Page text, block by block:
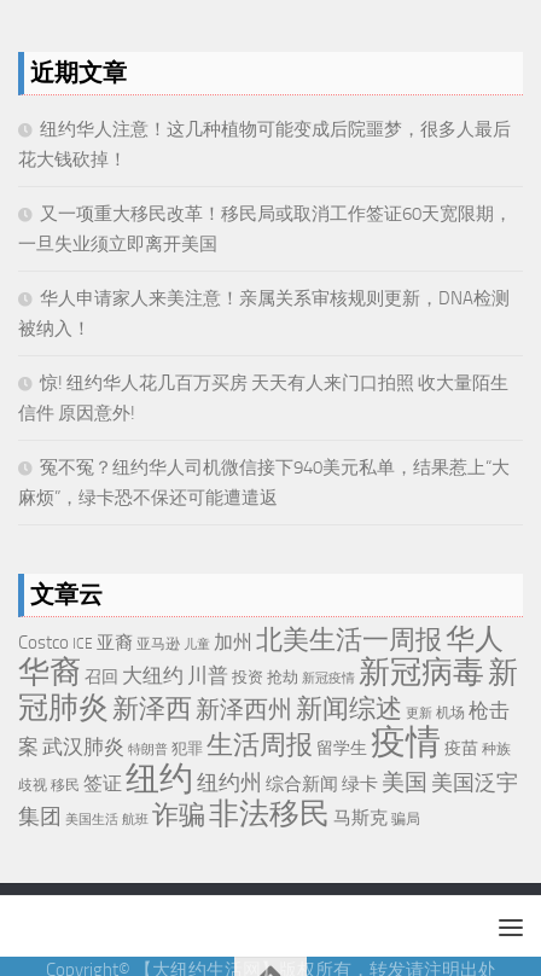
近期文章
纽约华人注意！这几种植物可能变成后院噩梦，很多人最后
花大钱砍掉！
又一项重大移民改革！移民局或取消工作签证60天宽限期，
一旦失业须立即离开美国
华人申请家人来美注意！亲属关系审核规则更新，DNA检测
被纳入！
惊! 纽约华人花几百万买房 天天有人来门口拍照 收大量陌生
信件 原因意外!
冤不冤？纽约华人司机微信接下940美元私单，结果惹上“大
麻烦”，绿卡恐不保还可能遭遣返
文章云
Costco ICE 亚裔 亚马逊 儿童 加州 北美生活一周报华人
华裔 召回 大纽约 川普 投资 抢劫 新冠疫情 新冠病毒新
冠肺炎 新泽西 新泽西州 新闻综述 更新 机场 枪击
案 武汉肺炎 特朗普 犯罪 生活周报 留学生 疫情 疫苗 种族
歧视 移民 签证 纽约 纽约州 综合新闻 绿卡 美国 美国泛宇
集团 美国生活 航班 诈骗非法移民 马斯克 骗局
Copyright© 【大纽约生活网】版权所有，转发请注明出处